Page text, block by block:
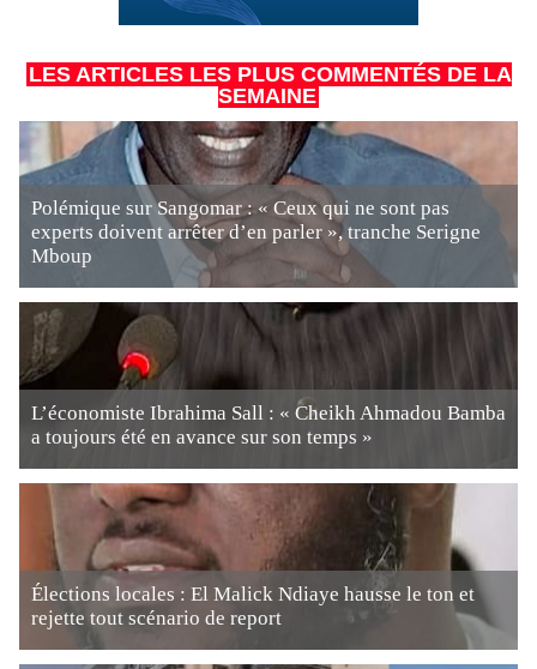
LES ARTICLES LES PLUS COMMENTÉS DE LA
SEMAINE
Polémique sur Sangomar : « Ceux qui ne sont pas
experts doivent arrêter d’en parler », tranche Serigne
Mboup
L’économiste Ibrahima Sall : « Cheikh Ahmadou Bamba
a toujours été en avance sur son temps »
Élections locales : El Malick Ndiaye hausse le ton et
rejette tout scénario de report